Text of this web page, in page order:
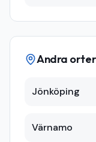
Andra
Jönköping
Värnamo